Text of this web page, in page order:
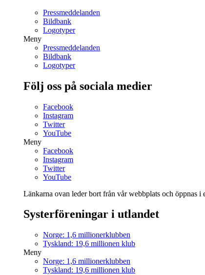
Pressmeddelanden
Bildbank
Logotyper
Meny
Pressmeddelanden
Bildbank
Logotyper
Följ oss på sociala medier
Facebook
Instagram
Twitter
YouTube
Meny
Facebook
Instagram
Twitter
YouTube
Länkarna ovan leder bort från vår webbplats och öppnas i
Systerföreningar i utlandet
Norge: 1,6 millionerklubben
Tyskland: 19,6 millionen klub
Meny
Norge: 1,6 millionerklubben
Tyskland: 19,6 millionen klub